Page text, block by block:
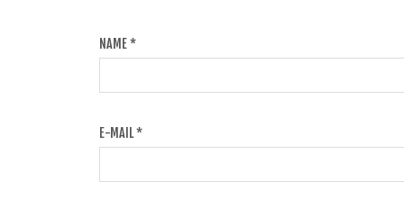
NAME*
E-MAIL*